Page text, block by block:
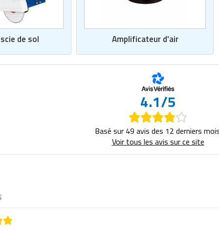
de sol Amplificateur d'air
4.1/5
Basé sur 49 avis des 12 derniers
Voir tous les avis sur ce site